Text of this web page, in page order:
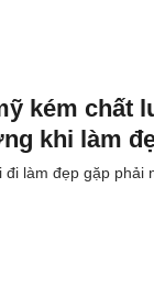
kém chất
khi làm
làm đẹp gặp phải